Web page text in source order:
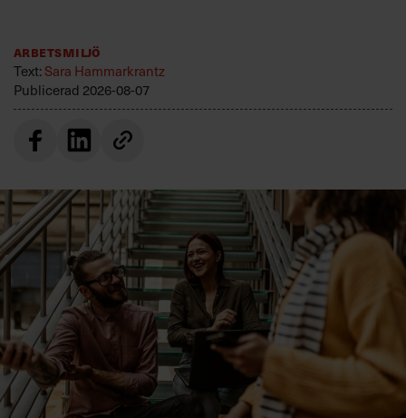
Arbetsmiljö
Text:Sara Hammarkrantz
Publicerad 2026-08-07